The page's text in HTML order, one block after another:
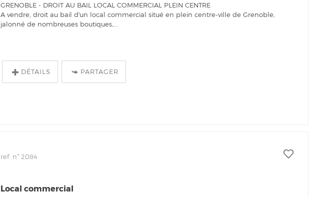
GRENOBLE - DROIT AU BAIL LOCAL COMMERCIAL PLEIN CENTRE
A vendre, droit au bail d'un local commercial situé en plein centre-ville de Grenoble,
jalonné de nombreuses boutiques,...
DÉTAILS PARTAGER
ref. n° 2084
Local commercial